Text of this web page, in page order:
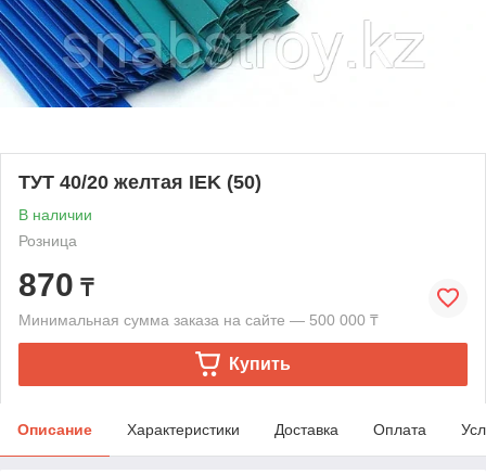
ТУТ 40/20 желтая IEK (50)
В наличии
Розница
870 ₸
Минимальная сумма заказа на сайте — 500 000 ₸
Купить
Описание Характеристики Доставка Оплата